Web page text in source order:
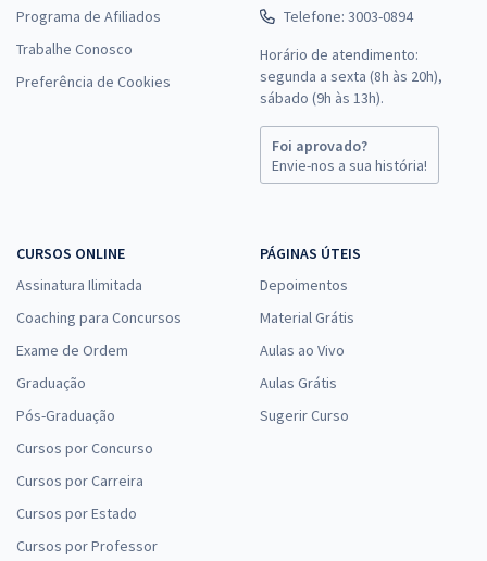
Programa de Afiliados
Trabalhe Conosco
Preferência de Cookies
Telefone: 3003-0894
Horário de atendimento:
segunda a sexta (8h às 20h),
sábado (9h às 13h).
Foi aprovado?
Envie-nos a sua história!
CURSOS ONLINE
Assinatura Ilimitada
Coaching para Concursos
Exame de Ordem
Graduação
Pós-Graduação
Cursos por Concurso
Cursos por Carreira
Cursos por Estado
Cursos por Professor
PÁGINAS ÚTEIS
Depoimentos
Material Grátis
Aulas ao Vivo
Aulas Grátis
Sugerir Curso